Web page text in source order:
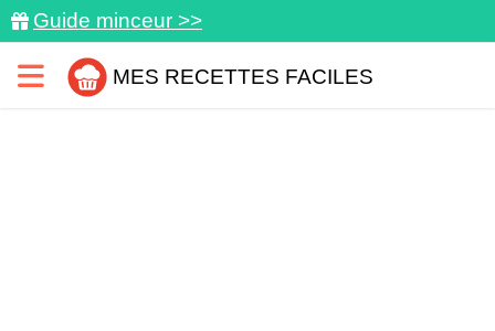
Guide minceur >>
MES RECETTES FACILES